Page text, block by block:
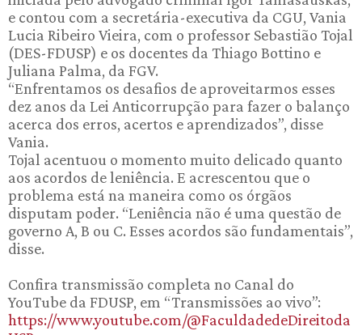
e contou com a secretária-executiva da CGU, Vania
Lucia Ribeiro Vieira, com o professor Sebastião Tojal
(DES-FDUSP) e os docentes da Thiago Bottino e
Juliana Palma, da FGV.
“Enfrentamos os desafios de aproveitarmos esses
dez anos da Lei Anticorrupção para fazer o balanço
acerca dos erros, acertos e aprendizados”, disse
Vania.
Tojal acentuou o momento muito delicado quanto
aos acordos de leniência. E acrescentou que o
problema está na maneira como os órgãos
disputam poder. “Leniência não é uma questão de
governo A, B ou C. Esses acordos são fundamentais”,
disse.
Confira transmissão completa no Canal do
YouTube da FDUSP, em “Transmissões ao vivo”:
https://www.youtube.com/@FaculdadedeDireitoda